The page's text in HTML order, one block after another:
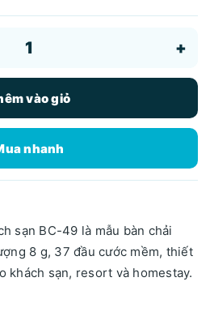
+
vào giỏ
nhanh
sạn BC-49 là mẫu bàn chải
8 g, 37 đầu cước mềm, thiết
khách sạn, resort và homestay.